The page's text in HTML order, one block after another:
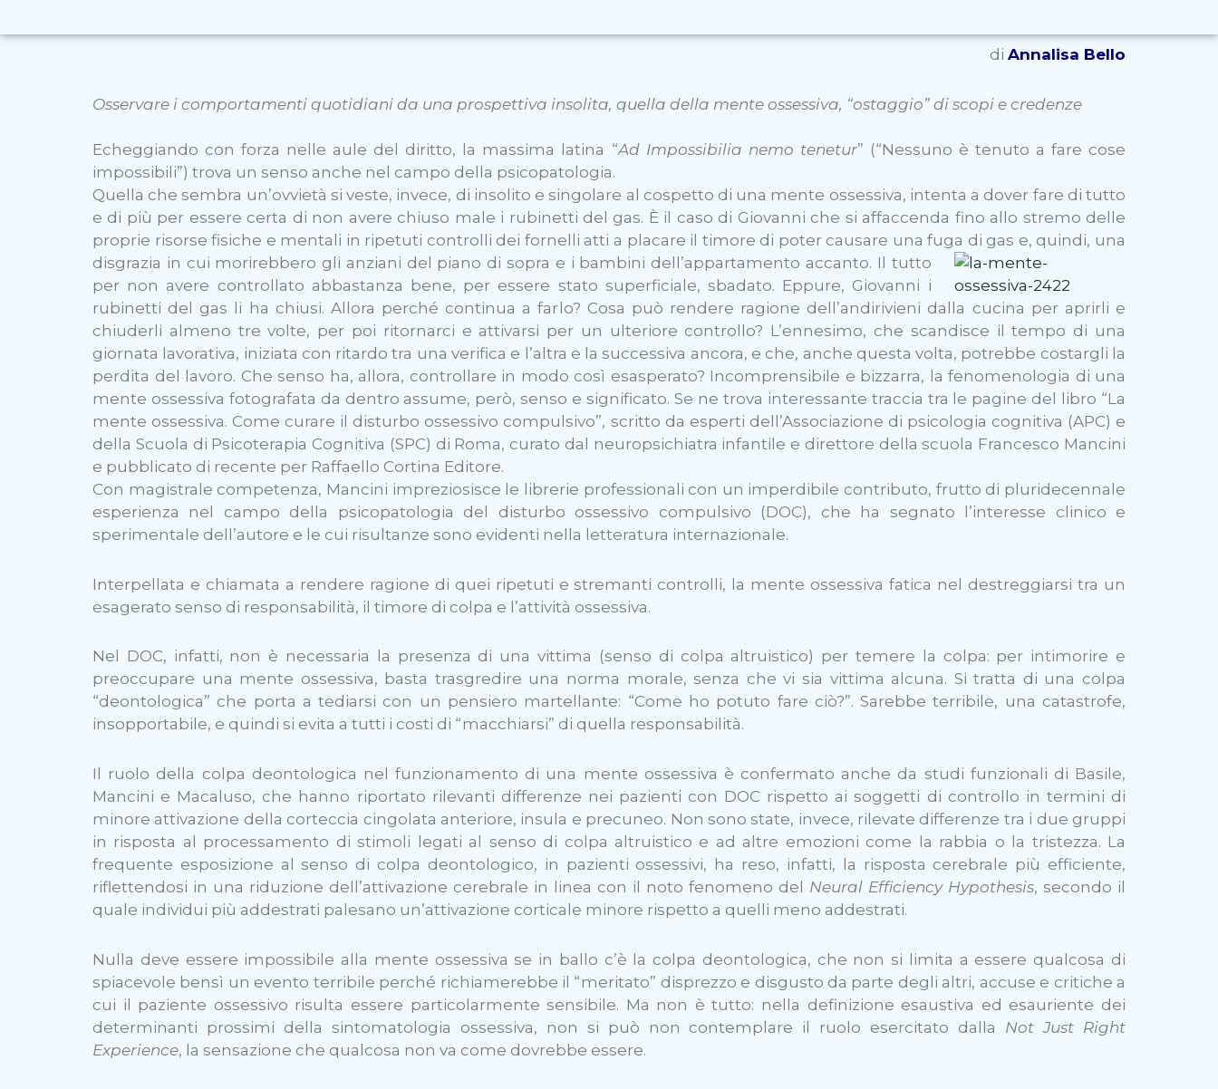
di Annalisa Bello
Osservare i comportamenti quotidiani da una prospettiva insolita, quella della mente ossessiva, “ostaggio” di scopi e credenze
Echeggiando con forza nelle aule del diritto, la massima latina “Ad Impossibilia nemo tenetur” (“Nessuno è tenuto a fare cose
impossibili”) trova un senso anche nel campo della psicopatologia.
Quella che sembra un’ovvietà si veste, invece, di insolito e singolare al cospetto di una mente ossessiva, intenta a dover fare di tutto
e di più per essere certa di non avere chiuso male i rubinetti del gas. È il caso di Giovanni che si affaccenda fino allo stremo delle
proprie risorse fisiche e mentali in ripetuti controlli dei fornelli atti a placare il timore di poter causare una fuga di gas e, quindi, una
disgrazia in cui morirebbero gli anziani del piano di sopra e i bambini dell’appartamento accanto. Il tutto
per non avere controllato abbastanza bene, per essere stato superficiale, sbadato. Eppure, Giovanni i
rubinetti del gas li ha chiusi. Allora perché continua a farlo? Cosa può rendere ragione dell’andirivieni dalla cucina per aprirli e
chiuderli almeno tre volte, per poi ritornarci e attivarsi per un ulteriore controllo? L’ennesimo, che scandisce il tempo di una
giornata lavorativa, iniziata con ritardo tra una verifica e l’altra e la successiva ancora, e che, anche questa volta, potrebbe costargli la
perdita del lavoro. Che senso ha, allora, controllare in modo così esasperato? Incomprensibile e bizzarra, la fenomenologia di una
mente ossessiva fotografata da dentro assume, però, senso e significato. Se ne trova interessante traccia tra le pagine del libro “La
mente ossessiva. Come curare il disturbo ossessivo compulsivo”, scritto da esperti dell’Associazione di psicologia cognitiva (APC) e
della Scuola di Psicoterapia Cognitiva (SPC) di Roma, curato dal neuropsichiatra infantile e direttore della scuola Francesco Mancini
e pubblicato di recente per Raffaello Cortina Editore.
Con magistrale competenza, Mancini impreziosisce le librerie professionali con un imperdibile contributo, frutto di pluridecennale
esperienza nel campo della psicopatologia del disturbo ossessivo compulsivo (DOC), che ha segnato l’interesse clinico e
sperimentale dell’autore e le cui risultanze sono evidenti nella letteratura internazionale.
Interpellata e chiamata a rendere ragione di quei ripetuti e stremanti controlli, la mente ossessiva fatica nel destreggiarsi tra un
esagerato senso di responsabilità, il timore di colpa e l’attività ossessiva.
Nel DOC, infatti, non è necessaria la presenza di una vittima (senso di colpa altruistico) per temere la colpa: per intimorire e
preoccupare una mente ossessiva, basta trasgredire una norma morale, senza che vi sia vittima alcuna. Si tratta di una colpa
“deontologica” che porta a tediarsi con un pensiero martellante: “Come ho potuto fare ciò?”. Sarebbe terribile, una catastrofe,
insopportabile, e quindi si evita a tutti i costi di “macchiarsi” di quella responsabilità.
Il ruolo della colpa deontologica nel funzionamento di una mente ossessiva è confermato anche da studi funzionali di Basile,
Mancini e Macaluso, che hanno riportato rilevanti differenze nei pazienti con DOC rispetto ai soggetti di controllo in termini di
minore attivazione della corteccia cingolata anteriore, insula e precuneo. Non sono state, invece, rilevate differenze tra i due gruppi
in risposta al processamento di stimoli legati al senso di colpa altruistico e ad altre emozioni come la rabbia o la tristezza. La
frequente esposizione al senso di colpa deontologico, in pazienti ossessivi, ha reso, infatti, la risposta cerebrale più efficiente,
riflettendosi in una riduzione dell’attivazione cerebrale in linea con il noto fenomeno del Neural Efficiency Hypothesis, secondo il
quale individui più addestrati palesano un’attivazione corticale minore rispetto a quelli meno addestrati.
Nulla deve essere impossibile alla mente ossessiva se in ballo c’è la colpa deontologica, che non si limita a essere qualcosa di
spiacevole bensì un evento terribile perché richiamerebbe il “meritato” disprezzo e disgusto da parte degli altri, accuse e critiche a
cui il paziente ossessivo risulta essere particolarmente sensibile. Ma non è tutto: nella definizione esaustiva ed esauriente dei
determinanti prossimi della sintomatologia ossessiva, non si può non contemplare il ruolo esercitato dalla Not Just Right
Experience, la sensazione che qualcosa non va come dovrebbe essere.